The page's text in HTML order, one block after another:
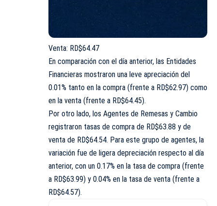
Venta: RD$64.47
En comparación con el día anterior, las Entidades
Financieras mostraron una leve apreciación del
0.01% tanto en la compra (frente a RD$62.97) como
en la venta (frente a RD$64.45).
Por otro lado, los Agentes de Remesas y Cambio
registraron tasas de compra de RD$63.88 y de
venta de RD$64.54. Para este grupo de agentes, la
variación fue de ligera depreciación respecto al día
anterior, con un 0.17% en la tasa de compra (frente
a RD$63.99) y 0.04% en la tasa de venta (frente a
RD$64.57).